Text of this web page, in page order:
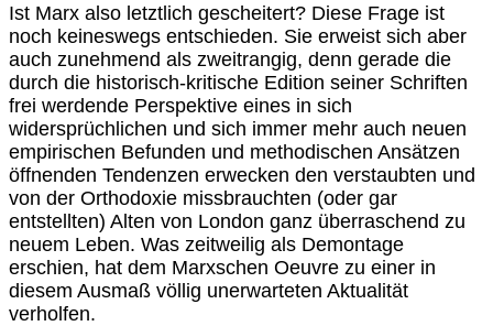
Ist Marx also letztlich gescheitert? Diese Frage ist
noch keineswegs entschieden. Sie erweist sich aber
auch zunehmend als zweitrangig, denn gerade die
durch die historisch-kritische Edition seiner Schriften
frei werdende Perspektive eines in sich
widersprüchlichen und sich immer mehr auch neuen
empirischen Befunden und methodischen Ansätzen
öffnenden Tendenzen erwecken den verstaubten und
von der Orthodoxie missbrauchten (oder gar
entstellten) Alten von London ganz überraschend zu
neuem Leben. Was zeitweilig als Demontage
erschien, hat dem Marxschen Oeuvre zu einer in
diesem Ausmaß völlig unerwarteten Aktualität
verholfen.